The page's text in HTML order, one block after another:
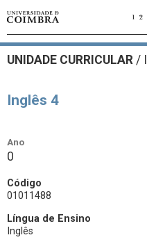
UNIDADE CURRICULAR /
Inglês 4
Ano
0
Código
01011488
Língua de Ensino
Inglês